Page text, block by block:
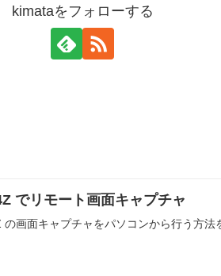
kimataをフォローする
でリモート画面キャプチャ
画面キャプチャをパソコンから行う方法